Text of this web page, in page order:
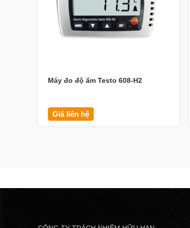
Máy đo độ ẩm Testo 608-H2
Giá liên hệ